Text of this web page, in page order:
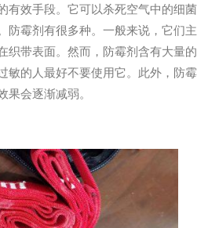
有效手段。它可以杀死空气中的细菌
防霉剂有很多种。一般来说，它们主
织带表面。然而，防霉剂含有大量的
敏的人最好不要使用它。此外，防霉
果会逐渐减弱。